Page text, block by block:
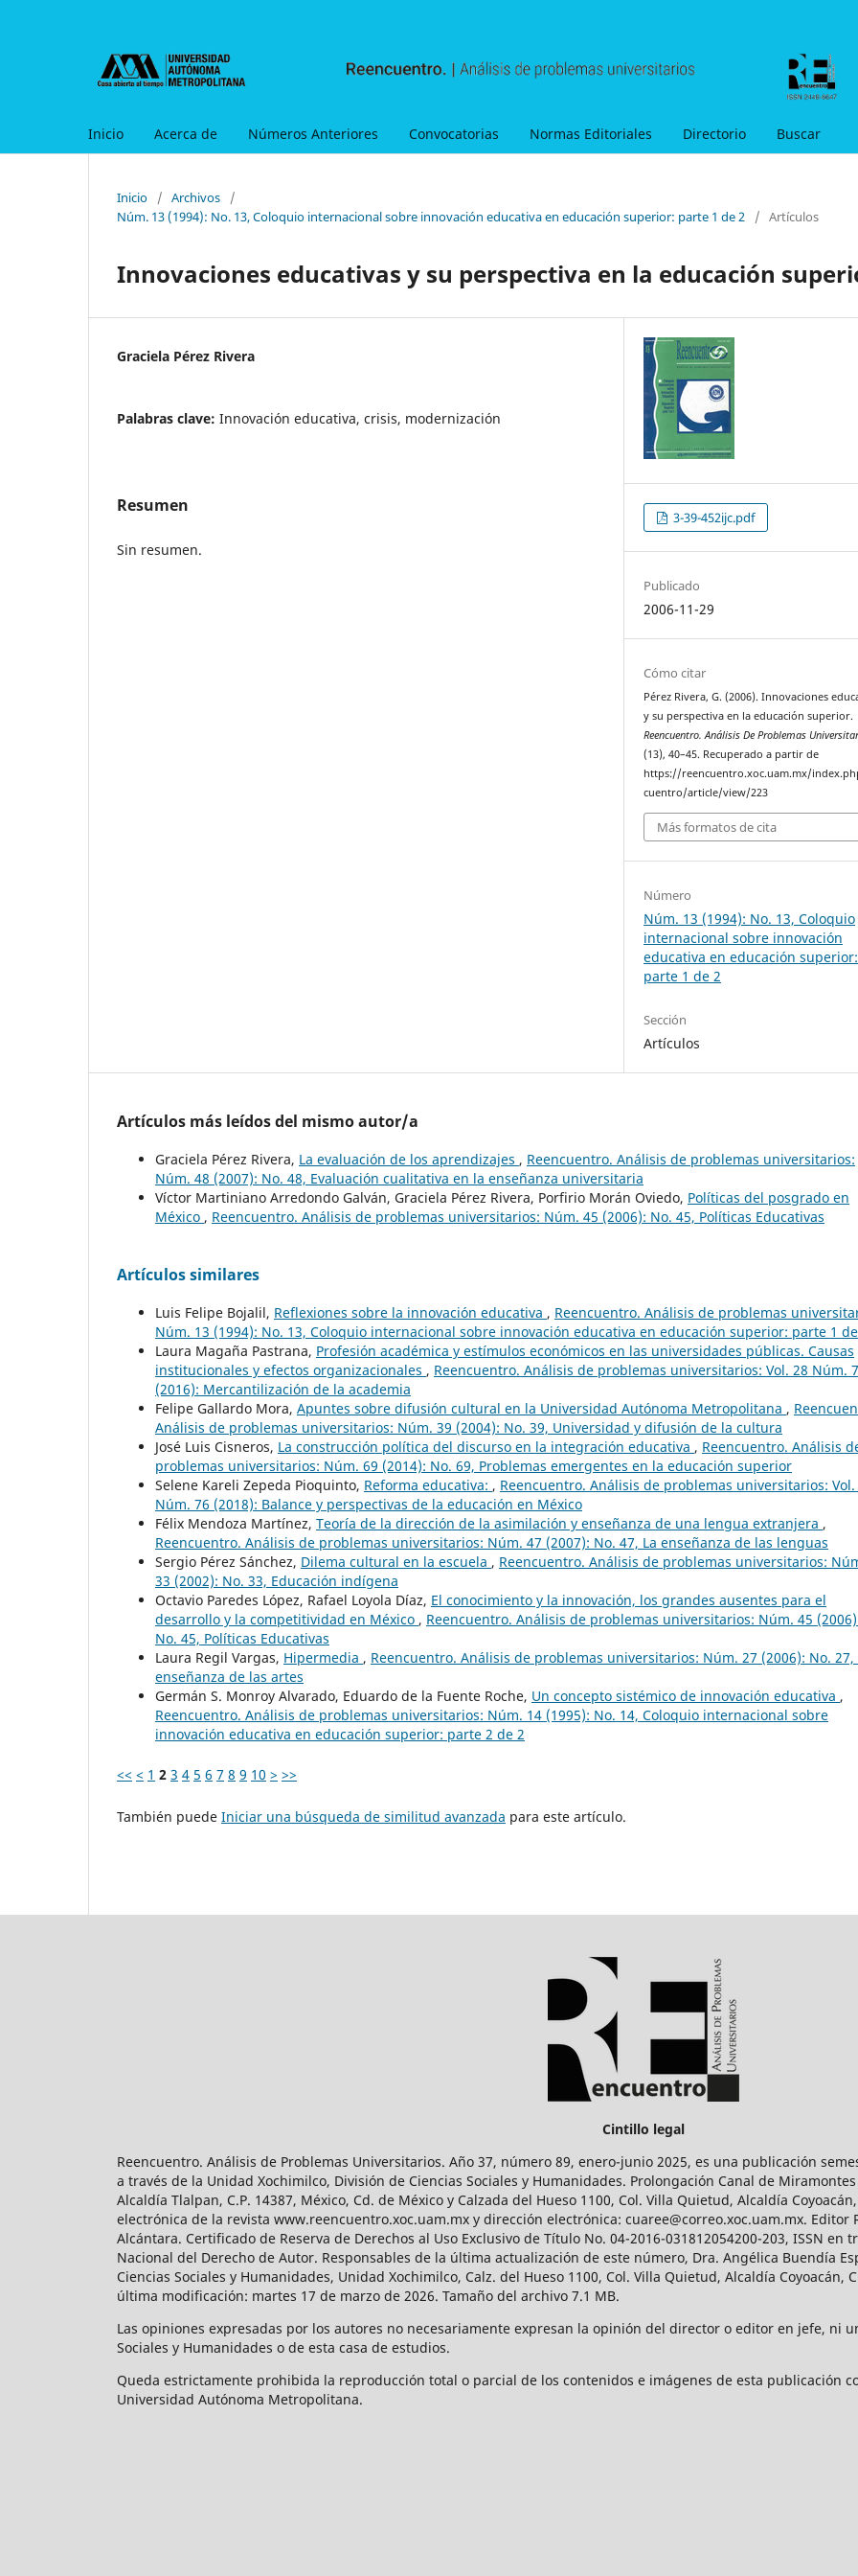
Inicio Acerca de Números Anteriores Convocatorias Normas Editoriales Directorio Buscar
Inicio / Archivos
/
Núm. 13 (1994): No. 13, Coloquio internacional sobre innovación educativa en educación superior: parte 1 de 2
/ Artículos
Innovaciones educativas y su perspectiva en la educación
Graciela Pérez Rivera
Palabras clave: Innovación educativa, crisis, modernización
Resumen
Sin resumen.
3-39-452ijc.pdf
Publicado
2006-11-29
Cómo citar
Pérez Rivera, G. (2006). Innovaciones
y su perspectiva en la educación superior.
Reencuentro. Análisis De Problemas
(13), 40–45. Recuperado a partir de
https://reencuentro.xoc.uam.mx/
cuentro/article/view/223
Más formatos de cita
Número
Núm. 13 (1994): No. 13, Coloquio
internacional sobre innovación
educativa en educación superior:
parte 1 de 2
Sección
Artículos
Artículos más leídos del mismo autor/a
Graciela Pérez Rivera, La evaluación de los aprendizajes , Reencuentro. Análisis de problemas universitarios:
Núm. 48 (2007): No. 48, Evaluación cualitativa en la enseñanza universitaria
Víctor Martiniano Arredondo Galván, Graciela Pérez Rivera, Porfirio Morán Oviedo, Políticas del posgrado en
México , Reencuentro. Análisis de problemas universitarios: Núm. 45 (2006): No. 45, Políticas Educativas
Artículos similares
Luis Felipe Bojalil, Reflexiones sobre la innovación educativa , Reencuentro. Análisis de problemas
Núm. 13 (1994): No. 13, Coloquio internacional sobre innovación educativa en educación superior: parte 1
Laura Magaña Pastrana, Profesión académica y estímulos económicos en las universidades públicas. Causas
institucionales y efectos organizacionales , Reencuentro. Análisis de problemas universitarios: Vol. 28 Núm.
(2016): Mercantilización de la academia
Felipe Gallardo Mora, Apuntes sobre difusión cultural en la Universidad Autónoma Metropolitana ,
Análisis de problemas universitarios: Núm. 39 (2004): No. 39, Universidad y difusión de la cultura
José Luis Cisneros, La construcción política del discurso en la integración educativa , Reencuentro. Análisis
problemas universitarios: Núm. 69 (2014): No. 69, Problemas emergentes en la educación superior
Selene Kareli Zepeda Pioquinto, Reforma educativa: , Reencuentro. Análisis de problemas universitarios: Vol.
Núm. 76 (2018): Balance y perspectivas de la educación en México
Félix Mendoza Martínez, Teoría de la dirección de la asimilación y enseñanza de una lengua extranjera ,
Reencuentro. Análisis de problemas universitarios: Núm. 47 (2007): No. 47, La enseñanza de las lenguas
Sergio Pérez Sánchez, Dilema cultural en la escuela , Reencuentro. Análisis de problemas universitarios:
33 (2002): No. 33, Educación indígena
Octavio Paredes López, Rafael Loyola Díaz, El conocimiento y la innovación, los grandes ausentes para el
desarrollo y la competitividad en México , Reencuentro. Análisis de problemas universitarios: Núm. 45
No. 45, Políticas Educativas
Laura Regil Vargas, Hipermedia , Reencuentro. Análisis de problemas universitarios: Núm. 27 (2006): No. 27,
enseñanza de las artes
Germán S. Monroy Alvarado, Eduardo de la Fuente Roche, Un concepto sistémico de innovación educativa ,
Reencuentro. Análisis de problemas universitarios: Núm. 14 (1995): No. 14, Coloquio internacional sobre
innovación educativa en educación superior: parte 2 de 2
<< < 1 2 3 4 5 6 7 8 9 10 > >>
También puede Iniciar una búsqueda de similitud avanzada para este artículo.
Cintillo legal
Reencuentro. Análisis de Problemas Universitarios. Año 37, número 89, enero-junio 2025, es una publicación
a través de la Unidad Xochimilco, División de Ciencias Sociales y Humanidades. Prolongación Canal de Miramontes
Alcaldía Tlalpan, C.P. 14387, México, Cd. de México y Calzada del Hueso 1100, Col. Villa Quietud, Alcaldía
electrónica de la revista www.reencuentro.xoc.uam.mx y dirección electrónica: cuaree@correo.xoc.uam.mx. Editor
Alcántara. Certificado de Reserva de Derechos al Uso Exclusivo de Título No. 04-2016-031812054200-203, ISSN
Nacional del Derecho de Autor. Responsables de la última actualización de este número, Dra. Angélica Buendía
Ciencias Sociales y Humanidades, Unidad Xochimilco, Calz. del Hueso 1100, Col. Villa Quietud, Alcaldía Coyoacán,
última modificación: martes 17 de marzo de 2026. Tamaño del archivo 7.1 MB.
Las opiniones expresadas por los autores no necesariamente expresan la opinión del director o editor en jefe, ni
Sociales y Humanidades o de esta casa de estudios.
Queda estrictamente prohibida la reproducción total o parcial de los contenidos e imágenes de esta publicación
Universidad Autónoma Metropolitana.